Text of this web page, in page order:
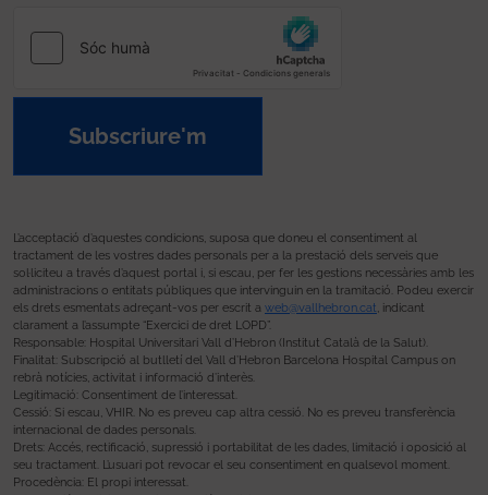
Subscriure'm
L’acceptació d’aquestes condicions, suposa que doneu el consentiment al
tractament de les vostres dades personals per a la prestació dels serveis que
sol·liciteu a través d’aquest portal i, si escau, per fer les gestions necessàries amb les
administracions o entitats públiques que intervinguin en la tramitació. Podeu exercir
els drets esmentats adreçant-vos per escrit a web@vallhebron.cat, indicant
clarament a l’assumpte “Exercici de dret LOPD”.
Responsable: Hospital Universitari Vall d’Hebron (Institut Català de la Salut).
Finalitat: Subscripció al butlletí del Vall d’Hebron Barcelona Hospital Campus on
rebrà notícies, activitat i informació d’interès.
Legitimació: Consentiment de l’interessat.
Cessió: Si escau, VHIR. No es preveu cap altra cessió. No es preveu transferència
internacional de dades personals.
Drets: Accés, rectificació, supressió i portabilitat de les dades, limitació i oposició al
seu tractament. L’usuari pot revocar el seu consentiment en qualsevol moment.
Procedència: El propi interessat.